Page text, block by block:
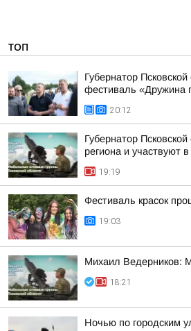
ТОП
Губернатор
фестиваль «Дружина
20:12
Губернатор
региона и участвуют
19:19
Фестиваль красок
19:03
Михаил Ведерников:
18:21
Ночью по городским